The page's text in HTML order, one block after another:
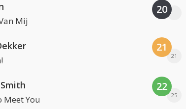
Mij
Meet You
20
21
21
22
25